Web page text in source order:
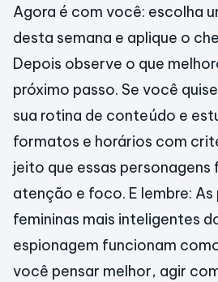
Agora é com você: escolha
desta semana e aplique o
Depois observe o que
próximo passo. Se você
sua rotina de conteúdo e
formatos e horários com
jeito que essas personagens
atenção e foco. E lembre: As
femininas mais inteligentes
espionagem funcionam
você pensar melhor, agir